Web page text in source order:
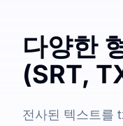
다양한
(SRT,
전사된 텍스트를